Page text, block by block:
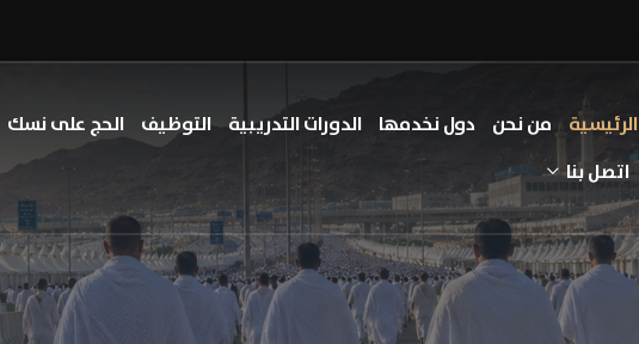
الرئيسية من نحن دول نخدمها الدورات التدريبية التوظيف الحج على نسك
اتصل بنا